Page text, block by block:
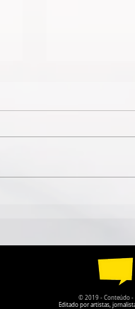
EM
ENVIADAS
© 2019 - Conteúdo -
Editado por artistas,